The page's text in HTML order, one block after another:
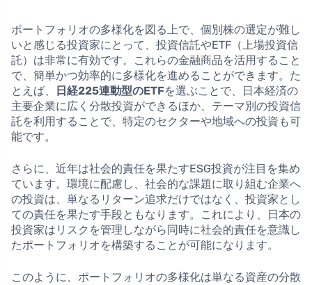
ポートフォリオの多様化を図る上で、個別株の選定が難し
いと感じる投資家にとって、投資信託やETF（上場投資信
託）は非常に有効です。これらの金融商品を活用すること
で、簡単かつ効率的に多様化を進めることができます。た
とえば、
日経225連動型のETFを選ぶことで、日本経済の
主要企業に広く分散投資ができるほか、テーマ別の投資信
託を利用することで、特定のセクターや地域への投資も可
能です。
さらに、近年は社会的責任を果たすESG投資が注目を集め
ています。環境に配慮し、社会的な課題に取り組む企業へ
の投資は、単なるリターン追求だけではなく、投資家とし
ての責任を果たす手段ともなります。これにより、日本の
投資家はリスクを管理しながら同時に社会的責任を意識し
たポートフォリオを構築することが可能になります。
このように、ポートフォリオの多様化は単なる資産の分散